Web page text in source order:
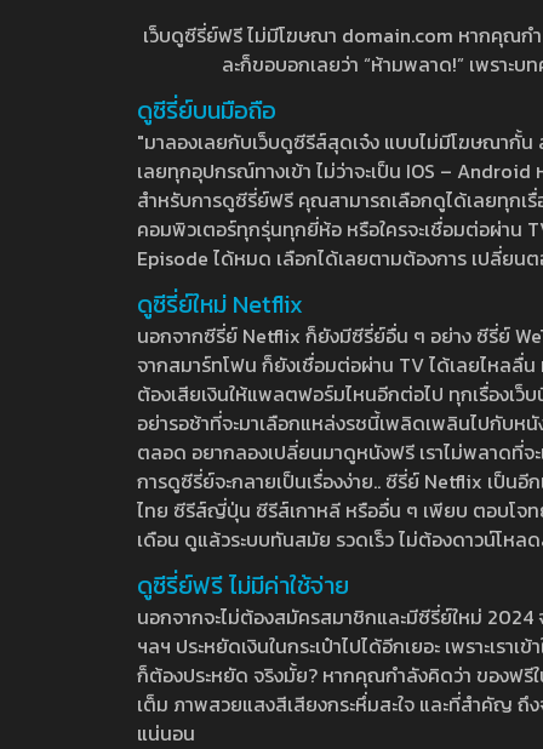
เว็บดูซีรี่ย์ฟรี ไม่มีโฆษณา domain.com หากคุณก
ละก็ขอบอกเลยว่า “ห้ามพลาด!” เพราะ
ดูซีรี่ย์บนมือถือ
"มาลองเลยกับเว็บดูซีรีส์สุดเจ๋ง แบบไม่มีโฆษณากั้
เลยทุกอุปกรณ์ทางเข้า ไม่ว่าจะเป็น IOS –
สำหรับการดูซีรี่ย์ฟรี คุณสามารถเลือกดูได้เลยทุกเ
คอมพิวเตอร์ทุกรุ่นทุกยี่ห้อ หรือใครจะเชื่อมต่อผ่าน
Episode ได้หมด เลือกได้เลยตามต้องการ เปลี่ยน
ดูซีรี่ย์ใหม่ Netflix
นอกจากซีรี่ย์ Netflix ก็ยังมีซีรี่ย์อื่น ๆ อย่าง ซีรี่ย์
จากสมาร์ทโฟน ก็ยังเชื่อมต่อผ่าน TV ได้เลยไหลลื่
ต้องเสียเงินให้แพลตฟอร์มไหนอีกต่อไป ทุกเรื่องเว็
อย่ารอช้าที่จะมาเลือกแหล่งรชนี้เพลิดเพลินไปกับห
ตลอด อยากลองเปลี่ยนมาดูหนังฟรี เราไม่พลาดที่
การดูซีรี่ย์จะกลายเป็นเรื่องง่าย.. ซีรี่ย์ Netflix เป็น
ไทย ซีรีส์ญี่ปุ่น ซีรีส์เกาหลี หรืออื่น ๆ เพียบ ตอบโจท
เดือน ดูแล้วระบบทันสมัย รวดเร็ว ไม่ต้องดาวน์โห
ดูซีรี่ย์ฟรี ไม่มีค่าใช้จ่าย
นอกจากจะไม่ต้องสมัครสมาชิกและมีซีรี่ย์ใหม่
ฯลฯ ประหยัดเงินในกระเป๋าไปได้อีกเยอะ เพราะเร
ก็ต้องประหยัด จริงมั้ย? หากคุณกำลังคิดว่า ของฟ
เต็ม ภาพสวยแสงสีเสียงกระหึ่มสะใจ และที่สำคัญ
แน่นอน